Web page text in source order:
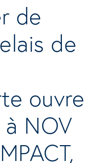
de
de
ouvre
NOV